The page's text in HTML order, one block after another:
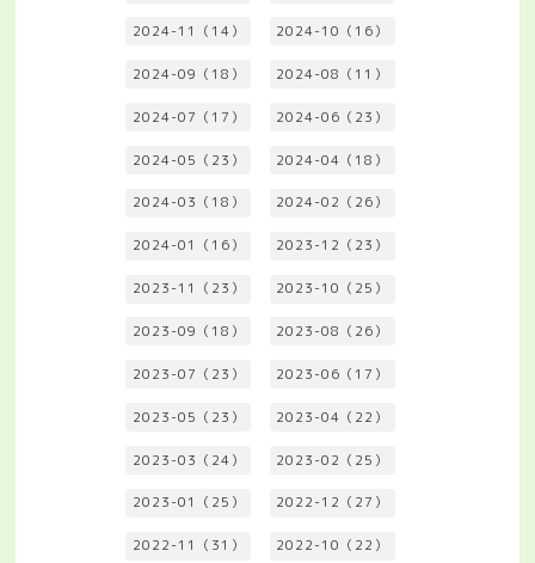
2024-11（14） 2024-10（16）
2024-09（18） 2024-08（11）
2024-07（17） 2024-06（23）
2024-05（23） 2024-04（18）
2024-03（18） 2024-02（26）
2024-01（16） 2023-12（23）
2023-11（23） 2023-10（25）
2023-09（18） 2023-08（26）
2023-07（23） 2023-06（17）
2023-05（23） 2023-04（22）
2023-03（24） 2023-02（25）
2023-01（25） 2022-12（27）
2022-11（31） 2022-10（22）